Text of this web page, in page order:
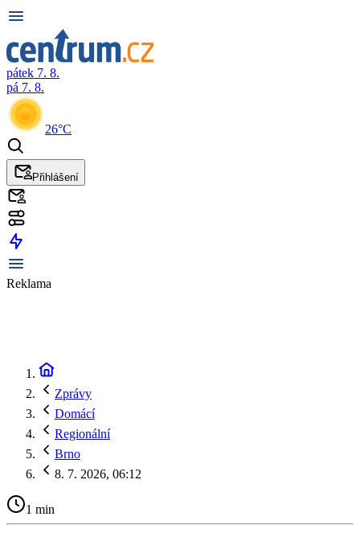
pátek 7. 8.
pá 7. 8.
26°C
Přihlášení
Reklama
Zprávy
Domácí
Regionální
Brno
8. 7. 2026, 06:12
1 min